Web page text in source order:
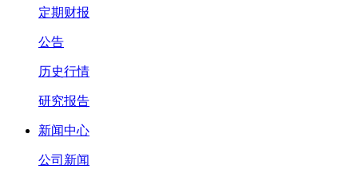
定期财报
公告
历史行情
研究报告
新闻中心
公司新闻